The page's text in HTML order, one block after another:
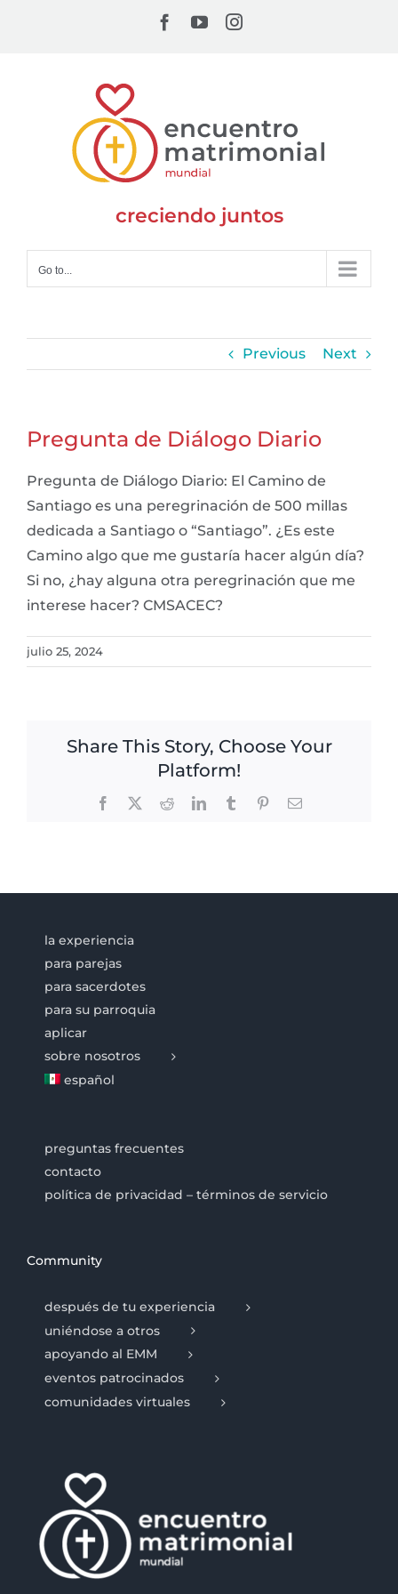
Facebook
YouTubeInstagram
creciendo juntos
Go to...
Previous Next
Pregunta de Diálogo Diario
Pregunta de Diálogo Diario: El Camino de
Santiago es una peregrinación de 500 millas
dedicada a Santiago o “Santiago”. ¿Es este
Camino algo que me gustaría hacer algún día?
Si no, ¿hay alguna otra peregrinación que me
interese hacer? CMSACEC?
julio 25, 2024
Share This Story, Choose Your
Platform!
Facebook RedditLinkedInTumblr PinterestEmail
la experiencia
para parejas
para sacerdotes
para su parroquia
aplicar
sobre nosotros
español
preguntas frecuentes
contacto
política de privacidad – términos de servicio
Community
después de tu experiencia
uniéndose a otros
apoyando al EMM
eventos patrocinados
comunidades virtuales